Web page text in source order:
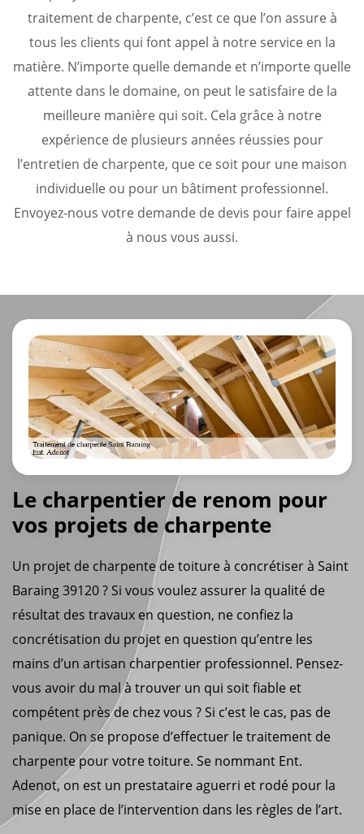
traitement de charpente, c’est ce que l’on assure à
tous les clients qui font appel à notre service en la
matière. N’importe quelle demande et n’importe quelle
attente dans le domaine, on peut le satisfaire de la
meilleure manière qui soit. Cela grâce à notre
expérience de plusieurs années réussies pour
l’entretien de charpente, que ce soit pour une maison
individuelle ou pour un bâtiment professionnel.
Envoyez-nous votre demande de devis pour faire appel
à nous vous aussi.
Le charpentier de renom pour
vos projets de charpente
Un projet de charpente de toiture à concrétiser à Saint
Baraing 39120 ? Si vous voulez assurer la qualité de
résultat des travaux en question, ne confiez la
concrétisation du projet en question qu’entre les
mains d’un artisan charpentier professionnel. Pensez-
vous avoir du mal à trouver un qui soit fiable et
compétent près de chez vous ? Si c’est le cas, pas de
panique. On se propose d’effectuer le traitement de
charpente pour votre toiture. Se nommant Ent.
Adenot, on est un prestataire aguerri et rodé pour la
mise en place de l’intervention dans les règles de l’art.